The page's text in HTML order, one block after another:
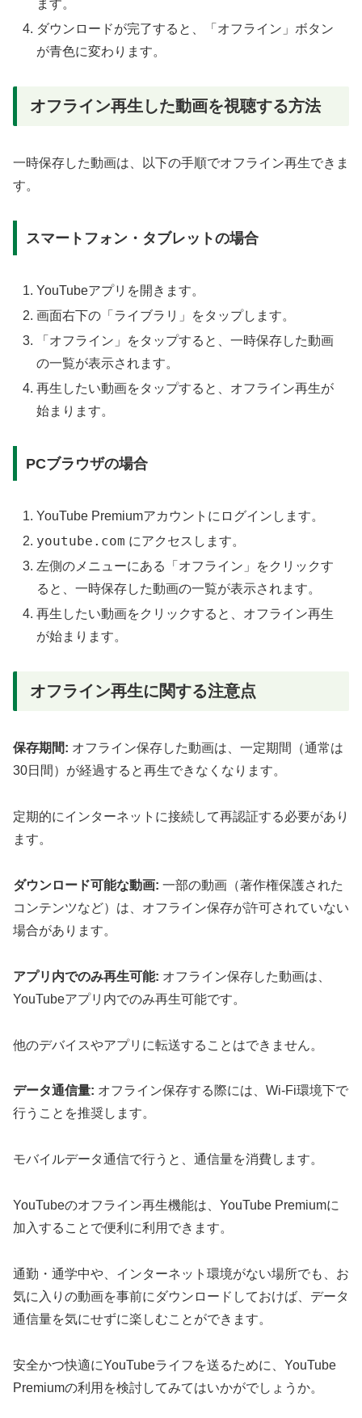
ます。
ダウンロードが完了すると、「オフライン」ボタン
が青色に変わります。
オフライン再生した動画を視聴する方法
一時保存した動画は、以下の手順でオフライン再生できま
す。
スマートフォン・タブレットの場合
YouTubeアプリを開きます。
画面右下の「ライブラリ」をタップします。
「オフライン」をタップすると、一時保存した動画
の一覧が表示されます。
再生したい動画をタップすると、オフライン再生が
始まります。
PCブラウザの場合
YouTube Premiumアカウントにログインします。
youtube.com にアクセスします。
左側のメニューにある「オフライン」をクリックす
ると、一時保存した動画の一覧が表示されます。
再生したい動画をクリックすると、オフライン再生
が始まります。
オフライン再生に関する注意点
保存期間: オフライン保存した動画は、一定期間（通常は
30日間）が経過すると再生できなくなります。
定期的にインターネットに接続して再認証する必要があり
ます。
ダウンロード可能な動画: 一部の動画（著作権保護された
コンテンツなど）は、オフライン保存が許可されていない
場合があります。
アプリ内でのみ再生可能: オフライン保存した動画は、
YouTubeアプリ内でのみ再生可能です。
他のデバイスやアプリに転送することはできません。
データ通信量: オフライン保存する際には、Wi-Fi環境下で
行うことを推奨します。
モバイルデータ通信で行うと、通信量を消費します。
YouTubeのオフライン再生機能は、YouTube Premiumに
加入することで便利に利用できます。
通勤・通学中や、インターネット環境がない場所でも、お
気に入りの動画を事前にダウンロードしておけば、データ
通信量を気にせずに楽しむことができます。
安全かつ快適にYouTubeライフを送るために、YouTube
Premiumの利用を検討してみてはいかがでしょうか。